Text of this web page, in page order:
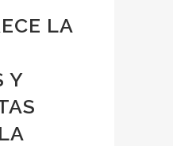
LA
Y